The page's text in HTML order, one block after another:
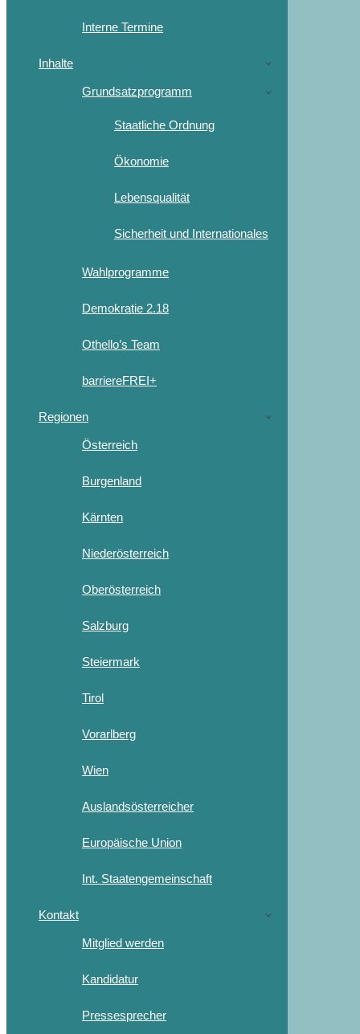
Interne Termine
Inhalte
Grundsatzprogramm
Staatliche Ordnung
Ökonomie
Lebensqualität
Sicherheit und Internationales
Wahlprogramme
Demokratie 2.18
Othello’s Team
barriereFREI+
Regionen
Österreich
Burgenland
Kärnten
Niederösterreich
Oberösterreich
Salzburg
Steiermark
Tirol
Vorarlberg
Wien
Auslandsösterreicher
Europäische Union
Int. Staatengemeinschaft
Kontakt
Mitglied werden
Kandidatur
Pressesprecher